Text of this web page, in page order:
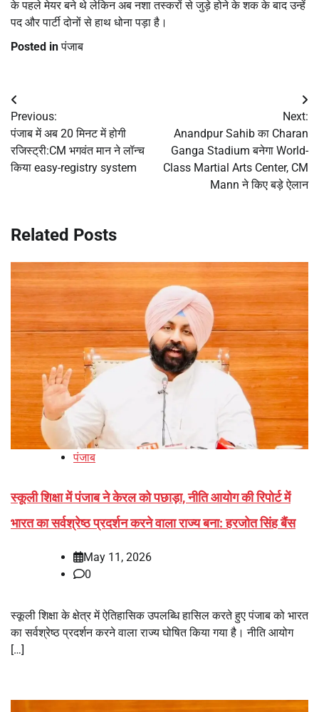
के पहले मेयर बने थे लेकिन अब नशा तस्करों से जुड़े होने के शक के बाद उन्हें
पद और पार्टी दोनों से हाथ धोना पड़ा है।
Posted inपंजाब
Post
navigation
Previous:
पंजाब में अब 20 मिनट में होगी
रजिस्ट्री:CM भगवंत मान ने लॉन्च
किया easy-registry system
Next:
Anandpur Sahib का Charan
Ganga Stadium बनेगा World-
Class Martial Arts Center, CM
Mann ने किए बड़े ऐलान
Related Posts
पंजाब
स्कूली शिक्षा में पंजाब ने केरल को पछाड़ा, नीति आयोग की रिपोर्ट में
भारत का सर्वश्रेष्ठ प्रदर्शन करने वाला राज्य बना: हरजोत सिंह बैंस
May 11, 2026
0
स्कूली शिक्षा के क्षेत्र में ऐतिहासिक उपलब्धि हासिल करते हुए पंजाब को भारत
का सर्वश्रेष्ठ प्रदर्शन करने वाला राज्य घोषित किया गया है। नीति आयोग
[…]